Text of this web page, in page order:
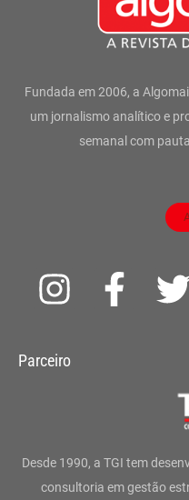
Fundada em 2006, a
um jornalismo analítico e
semanal com
I
s
g
F
a
o
t
Parceiro
Desde 1990, a TGI tem
consultoria em gestão